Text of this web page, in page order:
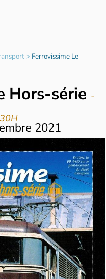
> Ferrovissime Le
Hors-série -
2021